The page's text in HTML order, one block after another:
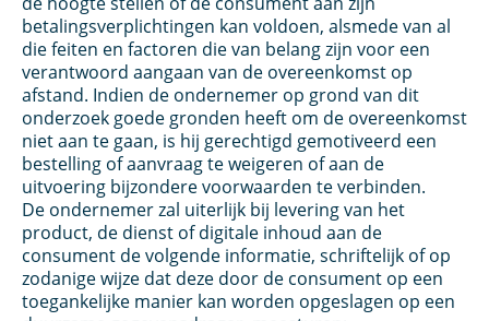
betalingsverplichtingen kan voldoen, alsmede van al
die feiten en factoren die van belang zijn voor een
verantwoord aangaan van de overeenkomst op
afstand. Indien de ondernemer op grond van dit
onderzoek goede gronden heeft om de overeenkomst
niet aan te gaan, is hij gerechtigd gemotiveerd een
bestelling of aanvraag te weigeren of aan de
uitvoering bijzondere voorwaarden te verbinden.
De ondernemer zal uiterlijk bij levering van het
product, de dienst of digitale inhoud aan de
consument de volgende informatie, schriftelijk of op
zodanige wijze dat deze door de consument op een
toegankelijke manier kan worden opgeslagen op een